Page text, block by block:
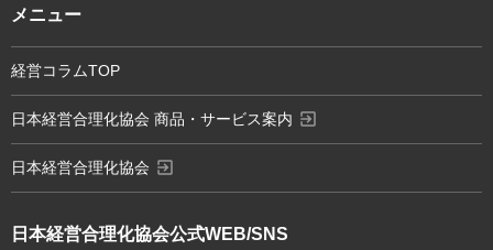
日本経営合理化協会公式WEB/SNS
メニュー
経営コラムTOP
日本経営合理化協会 商品・サービス案内 exit_to_app
日本経営合理化協会 exit_to_app